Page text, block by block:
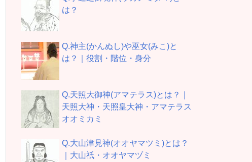
は？
Q.神主(かんぬし)や巫女(みこ)と
は？｜役割・階位・身分
Q.天照大御神(アマテラス)とは？｜
天照大神・天照皇大神・アマテラス
オオミカミ
Q.大山津見神(オオヤマツミ)とは？
｜大山祇・オオヤマヅミ